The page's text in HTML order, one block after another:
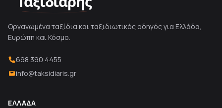
Οργανωμένα ταξίδια και ταξιδιωτικός οδηγός για Ελλάδα,
Ευρώπη και Κόσμο.
698 390 4455
info@taksidiaris.gr
ΕΛΛΆΔΑ